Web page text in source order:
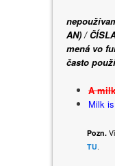
AN) /
mená vo
často
A
Milk
Pozn.
TU